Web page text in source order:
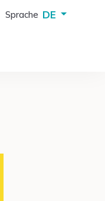
Sprache DE